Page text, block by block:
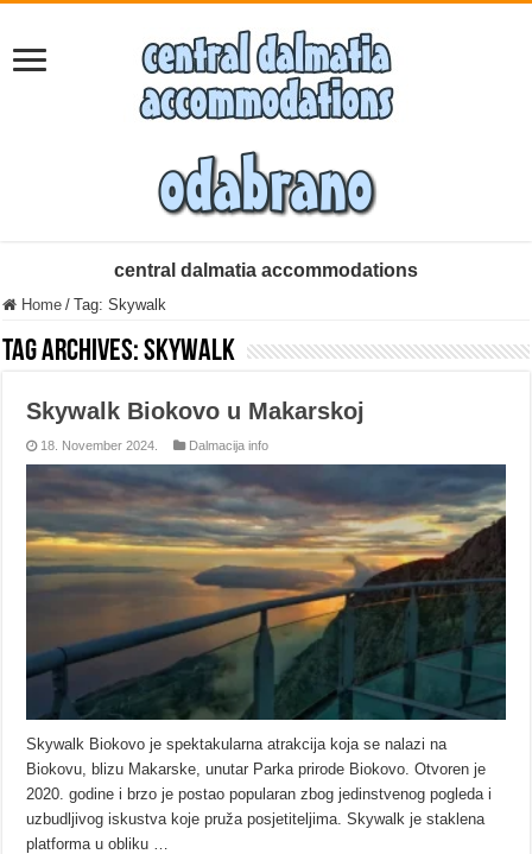
central dalmatia accommodations
Home / Tag:Skywalk
Tag Archives:Skywalk
Skywalk Biokovo u Makarskoj
18. November 2024. Dalmacija info
Skywalk Biokovo je spektakularna atrakcija koja se nalazi na
Biokovu, blizu Makarske, unutar Parka prirode Biokovo. Otvoren je
2020. godine i brzo je postao popularan zbog jedinstvenog pogleda i
uzbudljivog iskustva koje pruža posjetiteljima. Skywalk je staklena
platforma u obliku …